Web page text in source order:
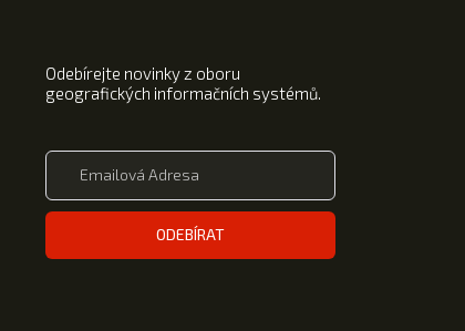
Odebírejte novinky z oboru
geografických informačních systémů.
ODEBÍRAT